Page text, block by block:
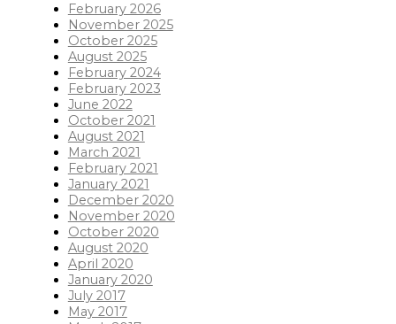
February 2026
November 2025
October 2025
August 2025
February 2024
February 2023
June 2022
October 2021
August 2021
March 2021
February 2021
January 2021
December 2020
November 2020
October 2020
August 2020
April 2020
January 2020
July 2017
May 2017